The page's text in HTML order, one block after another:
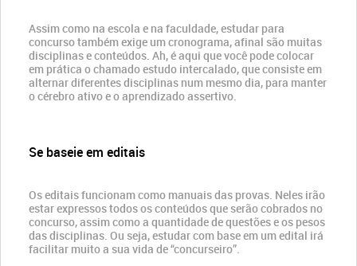
Assim como na escola e na faculdade, estudar para
concurso também exige um cronograma, afinal são muitas
disciplinas e conteúdos. Ah, é aqui que você pode colocar
em prática o chamado estudo intercalado, que consiste em
alternar diferentes disciplinas num mesmo dia, para manter
o cérebro ativo e o aprendizado assertivo.
Se baseie em editais
Os editais funcionam como manuais das provas. Neles irão
estar expressos todos os conteúdos que serão cobrados no
concurso, assim como a quantidade de questões e os pesos
das disciplinas. Ou seja, estudar com base em um edital irá
facilitar muito a sua vida de “concurseiro”.